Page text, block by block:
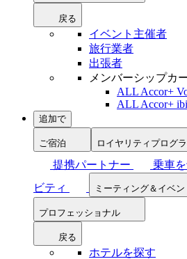
戻る
イベント主催者
旅行業者
出張者
メンバーシップカ
ALL Accor+
ALL Accor+
追加で
ご宿泊 ロイヤリティプログ
提携パートナー
乗車
ビティ
ミーティング＆イベン
プロフェッショナル
戻る
ホテルを探す